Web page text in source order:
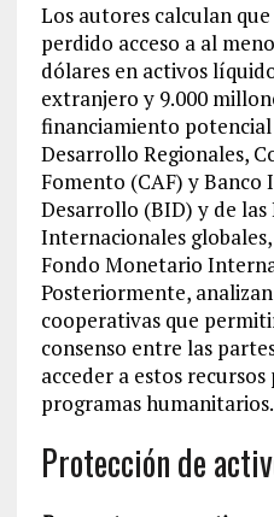
Los autores calculan
perdido acceso a al
dólares en activos
extranjero y 9.000
financiamiento potencial
Desarrollo Regionales,
Fomento (CAF) y Banco
Desarrollo (BID) y de
Internacionales
Fondo Monetario
Posteriormente,
cooperativas que
consenso entre las
acceder a estos
programas humanitarios.
Protección de